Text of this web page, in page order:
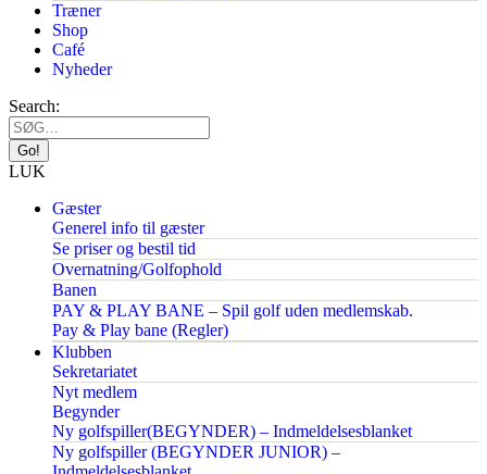
Træner
Shop
Café
Nyheder
Search:
LUK
Gæster
Generel info til gæster
Se priser og bestil tid
Overnatning/Golfophold
Banen
PAY & PLAY BANE – Spil golf uden medlemskab.
Pay & Play bane (Regler)
Klubben
Sekretariatet
Nyt medlem
Begynder
Ny golfspiller(BEGYNDER) – Indmeldelsesblanket
Ny golfspiller (BEGYNDER JUNIOR) –